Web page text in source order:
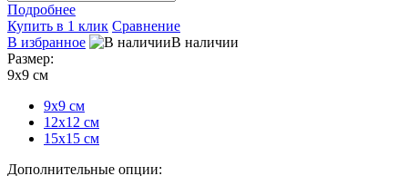
Подробнее
Купить в 1 клик Сравнение
В избранное
В наличии
Размер:
9х9 см
9х9 см
12х12 см
15х15 см
Дополнительные опции: